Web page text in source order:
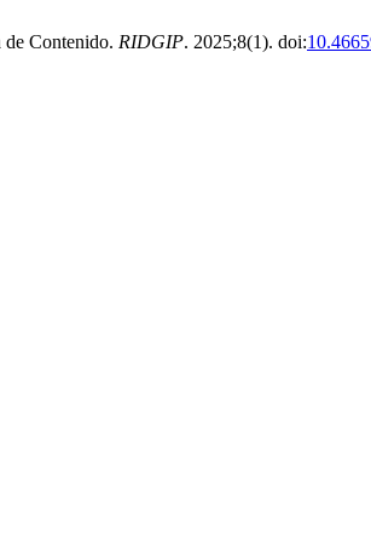
Contenido. RIDGIP. 2025;8(1). doi: